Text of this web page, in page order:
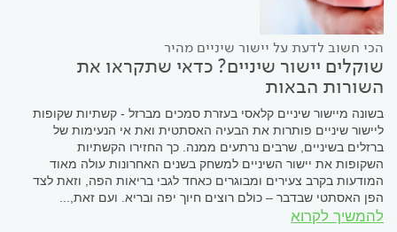
הכי חשוב לדעת על יישור שיניים מהיר
שוקלים יישור שיניים? כדאי שתקראו את
השורות הבאות
בשונה מיישור שיניים קלאסי בעזרת סמכים מברזל - קשתיות שקופות
ליישור שיניים פותרות את הבעיה האסתטית ואת אי הנעימות של
ברזלים בשיניים, שרבים נרתעים ממנה. כך החזירו הקשתיות
השקופות את יישור השיניים למשחק בשנים האחרונות עולה מאוד
המודעות בקרב צעירים ומבוגרים כאחד לגבי בריאות הפה, וזאת לצד
הפן האסתטי שבדבר – כולם רוצים חיוך יפה ובריא. ועם זאת,...
להמשיך לקרוא